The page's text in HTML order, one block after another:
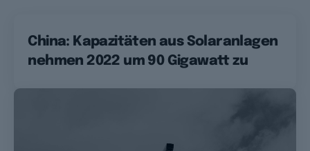
China: Kapazitäten aus Solaranlagen
nehmen 2022 um 90 Gigawatt zu